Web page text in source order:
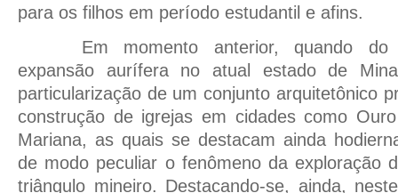
para os filhos em período estudantil e afins.
Em momento anterior, quando
expansão aurífera no atual estado de
particularização de um conjunto arquitetônico
construção de igrejas em cidades como
Mariana, as quais se destacam ainda
de modo peculiar o fenômeno da exploração
triângulo mineiro. Destacando-se, ainda,